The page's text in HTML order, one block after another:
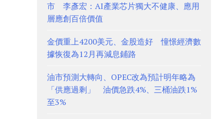
市 李彥宏：AI產業芯片獨大不健康、應用
層應創百倍價值
金價重上4200美元、金股造好 憧憬經濟數
據恢復為12月再減息鋪路
油市預測大轉向、OPEC改為預計明年略為
「供應過剩」 油價急跌4%、三桶油跌1%
至3%